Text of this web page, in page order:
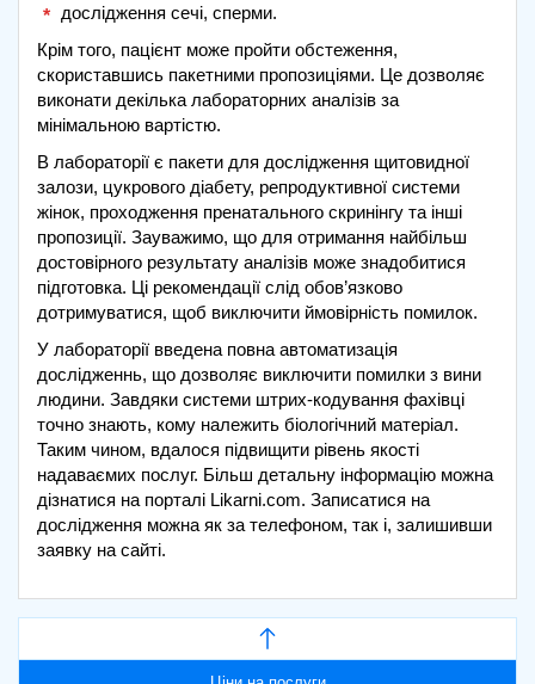
дослідження сечі, сперми.
Крім того, пацієнт може пройти обстеження,
скориставшись пакетними пропозиціями. Це дозволяє
виконати декілька лабораторних аналізів за
мінімальною вартістю.
В лабораторії є пакети для дослідження щитовидної
залози, цукрового діабету, репродуктивної системи
жінок, проходження пренатального скринінгу та інші
пропозиції. Зауважимо, що для отримання найбільш
достовірного результату аналізів може знадобитися
підготовка. Ці рекомендації слід обов’язково
дотримуватися, щоб виключити ймовірність помилок.
У лабораторії введена повна автоматизація
дослідженнь, що дозволяє виключити помилки з вини
людини. Завдяки системи штрих-кодування фахівці
точно знають, кому належить біологічний матеріал.
Таким чином, вдалося підвищити рівень якості
надаваємих послуг. Більш детальну інформацію можна
дізнатися на порталі Likarni.com. Записатися на
дослідження можна як за телефоном, так і, залишивши
заявку на сайті.